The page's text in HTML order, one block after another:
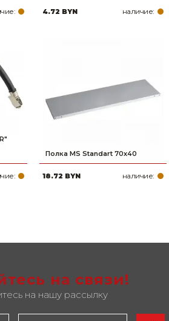
4.72 BYN наличие:
Полка MS Standart 70х40
18.72 BYN наличие:
на связи!
на нашу рассылку